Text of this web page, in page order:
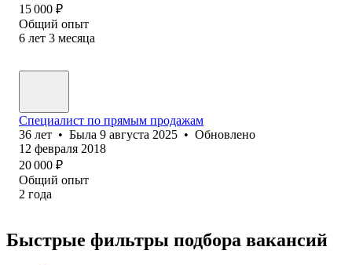
15 000 ₽
Общий опыт
6 лет 3 месяца
Специалист по прямым продажам
36 лет • Была 9 августа 2025 • Обновлено
12 февраля 2018
20 000 ₽
Общий опыт
2 года
Быстрые фильтры подбора вакансий